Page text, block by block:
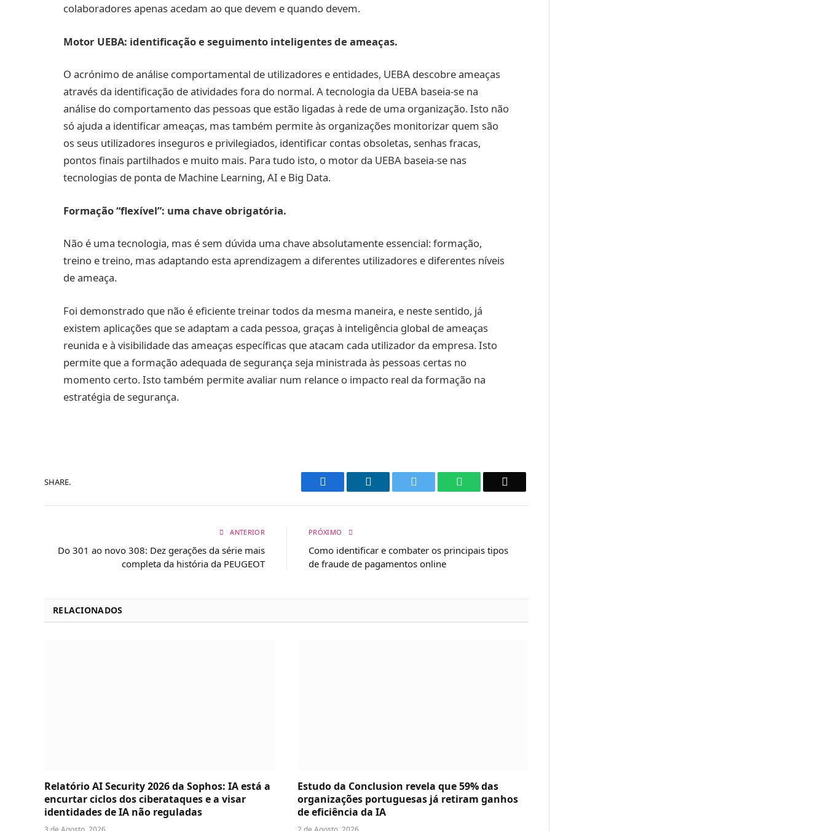
colaboradores apenas acedam ao que devem e quando devem.
Motor UEBA: identificação e seguimento inteligentes de ameaças.
O acrónimo de análise comportamental de utilizadores e entidades, UEBA descobre ameaças
através da identificação de atividades fora do normal. A tecnologia da UEBA baseia-se na
análise do comportamento das pessoas que estão ligadas à rede de uma organização. Isto não
só ajuda a identificar ameaças, mas também permite às organizações monitorizar quem são
os seus utilizadores inseguros e privilegiados, identificar contas obsoletas, senhas fracas,
pontos finais partilhados e muito mais. Para tudo isto, o motor da UEBA baseia-se nas
tecnologias de ponta de Machine Learning, AI e Big Data.
Formação “flexível”: uma chave obrigatória.
Não é uma tecnologia, mas é sem dúvida uma chave absolutamente essencial: formação,
treino e treino, mas adaptando esta aprendizagem a diferentes utilizadores e diferentes níveis
de ameaça.
Foi demonstrado que não é eficiente treinar todos da mesma maneira, e neste sentido, já
existem aplicações que se adaptam a cada pessoa, graças à inteligência global de ameaças
reunida e à visibilidade das ameaças específicas que atacam cada utilizador da empresa. Isto
permite que a formação adequada de segurança seja ministrada às pessoas certas no
momento certo. Isto também permite avaliar num relance o impacto real da formação na
estratégia de segurança.
SHARE. Facebook LinkedIn WhatsApp
ANTERIOR
Do 301 ao novo 308: Dez gerações da série mais
completa da história da PEUGEOT
PRÓXIMO
Como identificar e combater os principais tipos
de fraude de pagamentos online
RELACIONADOS
Relatório AI Security 2026 da Sophos: IA está a
encurtar ciclos dos ciberataques e a visar
identidades de IA não reguladas
Estudo da Conclusion revela que 59% das
organizações portuguesas já retiram ganhos
de eficiência da IA